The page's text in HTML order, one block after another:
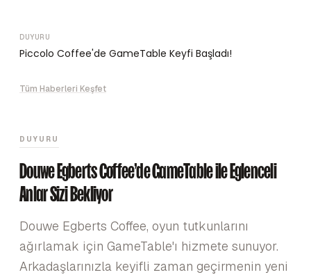
DUYURU
Piccolo Coffee'de GameTable Keyfi Başladı!
Tüm Haberleri Keşfet
DUYURU
Douwe Egberts Coffee'de GameTable ile Eğlenceli
Anlar Sizi Bekliyor
Douwe Egberts Coffee, oyun tutkunlarını
ağırlamak için GameTable'ı hizmete sunuyor.
Arkadaşlarınızla keyifli zaman geçirmenin yeni